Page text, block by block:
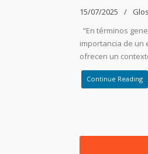
15/07/2025
“En términos
importancia de un
ofrecen un
Continue Reading